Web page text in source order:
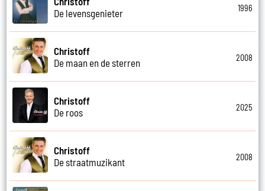
De levensgenieter
1996
Christoff
De maan en de sterren
2008
Christoff
De roos
2025
Christoff
De straatmuzikant
2008